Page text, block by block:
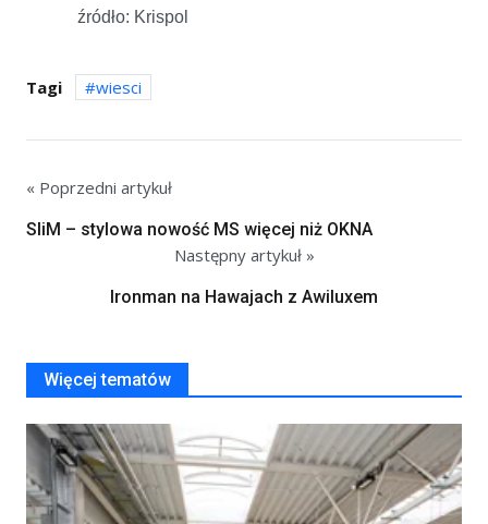
źródło: Krispol
Tagi wiesci
« Poprzedni artykuł
SliM – stylowa nowość MS więcej niż OKNA
Następny artykuł »
Ironman na Hawajach z Awiluxem
Więcej tematów